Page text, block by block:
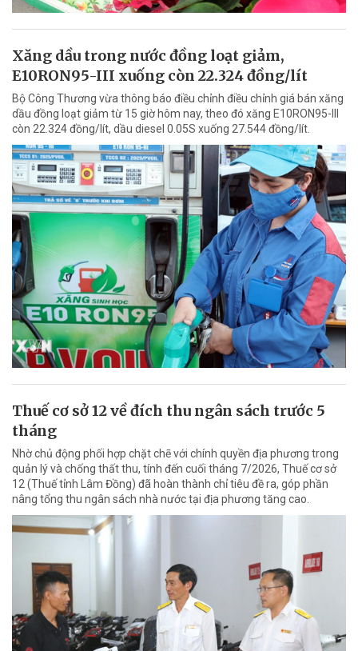
Xăng dầu trong nước đồng loạt giảm,
E10RON95-III xuống còn 22.324 đồng/lít
Bộ Công Thương vừa thông báo điều chỉnh điều chỉnh giá bán xăng
dầu đồng loạt giảm từ 15 giờ hôm nay, theo đó xăng E10RON95-III
còn 22.324 đồng/lít, dầu diesel 0.05S xuống 27.544 đồng/lít.
Thuế cơ sở 12 về đích thu ngân sách trước 5
tháng
Nhờ chủ động phối hợp chặt chẽ với chính quyền địa phương trong
quản lý và chống thất thu, tính đến cuối tháng 7/2026, Thuế cơ sở
12 (Thuế tỉnh Lâm Đồng) đã hoàn thành chỉ tiêu đề ra, góp phần
nâng tổng thu ngân sách nhà nước tại địa phương tăng cao.